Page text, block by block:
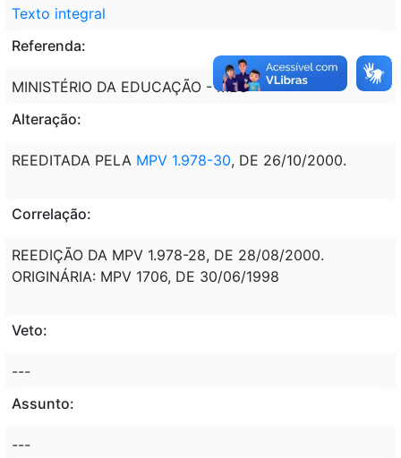
Texto integral
Referenda:
MINISTÉRIO DA EDUCAÇÃO - MEC
Alteração:
REEDITADA PELA MPV 1.978-30, DE 26/10/2000.
Correlação:
REEDIÇÃO DA MPV 1.978-28, DE 28/08/2000.
ORIGINÁRIA: MPV 1706, DE 30/06/1998
Veto:
---
Assunto:
---